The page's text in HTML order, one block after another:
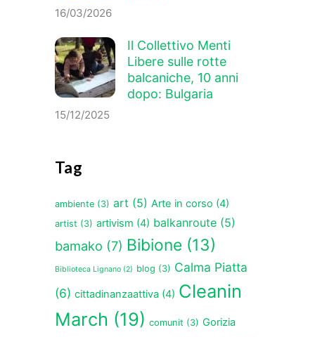
16/03/2026
Il Collettivo Menti
Libere sulle rotte
balcaniche, 10 anni
dopo: Bulgaria
15/12/2025
Tag
ambiente(3) art(5) Arte in corso (4)
artist (3) artivism (4) balkanroute(5)
bamako (7) Bibione (13)
Biblioteca Lignano(2) blog (3) Calma Piatta
(6) cittadinanzaattiva(4) Cleanin
March (19) comunit (3) Gorizia